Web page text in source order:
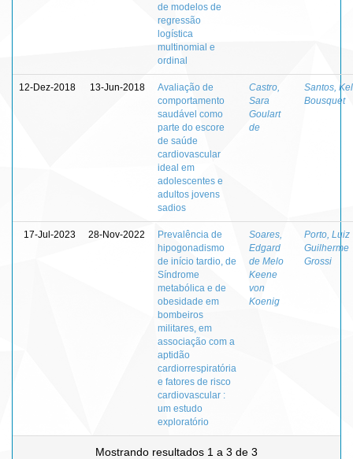
de modelos de
regressão
logística
multinomial e
ordinal
12-Dez-2018 13-Jun-2018
Avaliação de
comportamento
saudável como
parte do escore
de saúde
cardiovascular
ideal em
adolescentes e
adultos jovens
sadios
Castro,
Sara
Goulart
de
Santos,
Bousquet
17-Jul-2023 28-Nov-2022
Prevalência de
hipogonadismo
de início tardio, de
Síndrome
metabólica e de
obesidade em
bombeiros
militares, em
associação com a
aptidão
cardiorrespiratória
e fatores de risco
cardiovascular :
um estudo
exploratório
Soares,
Edgard
de Melo
Keene
von
Koenig
Porto, Luiz
Guilherme
Grossi
Mostrando resultados 1 a 3 de 3